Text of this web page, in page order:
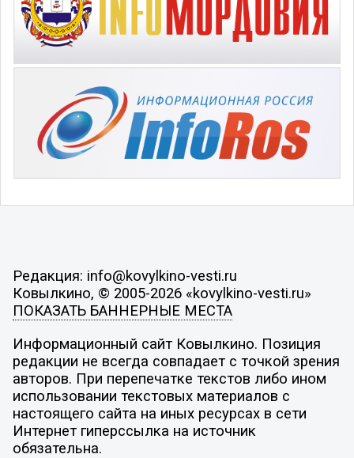
Редакция: info@kovylkino-vesti.ru
Ковылкино, © 2005-2026 «kovylkino-vesti.ru»
ПОКАЗАТЬ БАННЕРНЫЕ МЕСТА
Информационный сайт Ковылкино. Позиция
редакции не всегда совпадает с точкой зрения
авторов. При перепечатке текстов либо ином
использовании текстовых материалов с
настоящего сайта на иных ресурсах в сети
Интернет гиперссылка на источник
обязательна.